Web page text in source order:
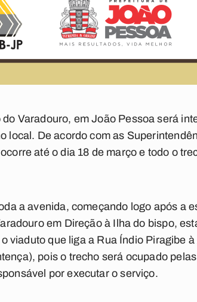
Varadouro, em João Pessoa será
local. De acordo com as
até o dia 18 de março e todo o
a avenida, começando logo após a
em Direção à Ilha do bispo,
viaduto que liga a Rua Índio Piragibe
pois o trecho será ocupado
por executar o serviço.